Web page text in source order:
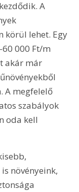
A
körül lehet. Egy
000 Ft/m
akár már
A megfelelő
szabályok
oda kell
növényeink,